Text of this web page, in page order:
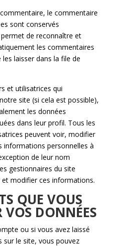
le commentaire
sont conservés
de reconnaître et
les commentaires
laisser dans la file de
et utilisatrices qui
site (si cela est possible),
les données
dans leur profil. Tous les
peuvent voir, modifier
informations personnelles à
de leur nom
gestionnaires du site
modifier ces informations.
QUE VOUS
VOS DONNÉES
ou si vous avez laissé
sur le site, vous pouvez